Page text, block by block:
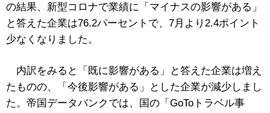
の結果、新型コロナで業績に「マイナスの影響がある」
と答えた企業は76.2パーセントで、7月より2.4ポイント
少なくなりました。
内訳をみると「既に影響がある」と答えた企業は増え
たものの、「今後影響がある」とした企業が減少しまし
た。帝国データバンクでは、国の「GoToトラベル事